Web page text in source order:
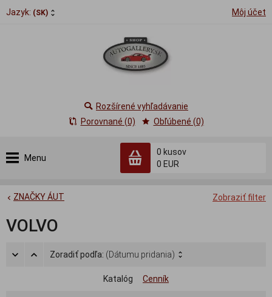
Jazyk: (SK) Môj účet
Menu
0 kusov
0 EUR
Rozšírené vyhľadávanie
Porovnané (0)
Obľúbené (0)
Zobraziť filter
ZNAČKY ÁUT
VOLVO
Zoradiť podľa: (Dátumu pridania)
Katalóg Cenník